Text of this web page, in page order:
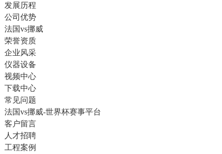
发展历程
公司优势
法国vs挪威
荣誉资质
企业风采
仪器设备
视频中心
下载中心
常见问题
法国vs挪威-世界杯赛事平台
客户留言
人才招聘
工程案例